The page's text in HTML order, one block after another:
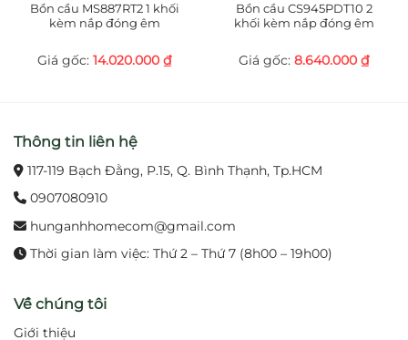
vòi.
Đem lại sự tiện nghi và an toàn trong quá trình
Giảm thiểu tình trạng lãng phí nước.
trường công cộng.
Nâng cao tính thẩm mỹ và hiện đại cho phòng
tắm.
Bồn cầu MS887RT2 1 khối
kèm nắp đóng êm
14.020.000 ₫
Bồn cầu CS945PDT10 2
khối kèm nắp đóng êm
8.640.000 ₫
Thông tin liên hệ
117-119 Bạch Đằng, P.15, Q. Bình Thạnh, Tp.HCM
0907080910
hunganhhomecom@gmail.com
Thời gian làm việc: Thứ 2 – Thứ 7 (8h00 – 19h00)
Về chúng tôi
Giới thiệu